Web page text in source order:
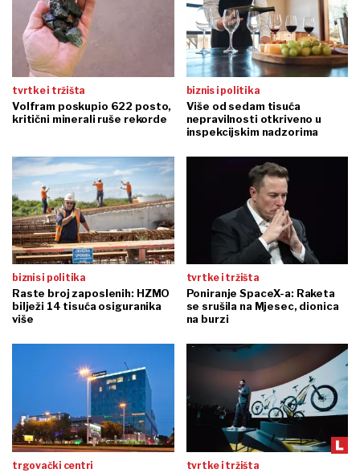
tvrtke i tržišta
Volfram poskupio 622 posto,
kritični minerali ruše rekorde
biznis i politika
Više od sedam tisuća
nepravilnosti otkriveno u
inspekcijskim nadzorima
biznis i politika
Raste broj zaposlenih: HZMO
bilježi 14 tisuća osiguranika
više
tvrtke i tržišta
Poniranje SpaceX-a: Raketa
se srušila na Mjesec, dionica
na burzi
trgovački centri tvrtke i tržišta